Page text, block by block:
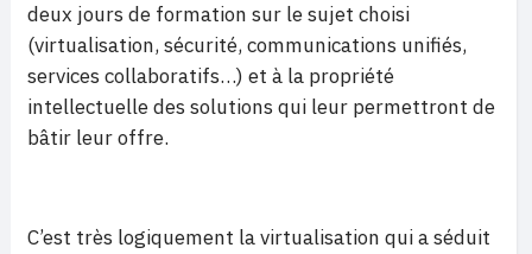
deux jours de formation sur le sujet choisi
(virtualisation, sécurité, communications unifiés,
services collaboratifs…) et à la propriété
intellectuelle des solutions qui leur permettront de
bâtir leur offre.
C’est très logiquement la virtualisation qui a séduit